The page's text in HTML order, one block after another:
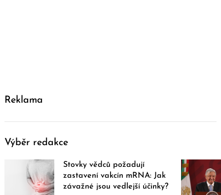
Reklama
Výběr redakce
Stovky vědců požadují
zastavení vakcín mRNA: Jak
závažné jsou vedlejší účinky?